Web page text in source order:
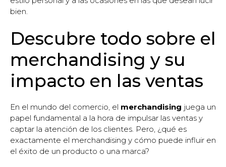
bien.
Descubre todo sobre el
merchandising y su
impacto en las ventas
En el mundo del comercio, el merchandising juega un
papel fundamental a la hora de impulsar las ventas y
captar la atención de los clientes. Pero, ¿qué es
exactamente el merchandising y cómo puede influir en
el éxito de un producto o una marca?